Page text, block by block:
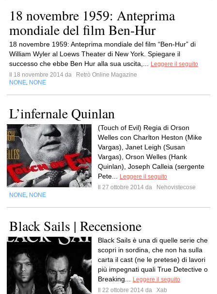
18 novembre 1959: Anteprima
mondiale del film Ben-Hur
18 novembre 1959: Anteprima mondiale del film “Ben-Hur” di
William Wyler al Loews Theater di New York. Spiegare il
successo che ebbe Ben Hur alla sua uscita,...
Leggere il seguito
Il 18 novembre 2014 da
Retrò Online Magazine
NONE NONE
L’infernale Quinlan
(Touch of Evil) Regia di Orson
Welles con Charlton Heston (Mike
Vargas), Janet Leigh (Susan
Vargas), Orson Welles (Hank
Quinlan), Joseph Calleia (sergente
Pete...
Leggere il seguito
Il 27 ottobre 2014 da
Nehovistecose
NONE NONE
Black Sails | Recensione
Black Sails è una di quelle serie che
scopri in sordina, che non ha sulla
carta il cast (ne le pretese) di lavori
più impegnati quali True Detective o
Breaking...
Leggere il seguito
Il 22 ottobre 2014 da
Xab